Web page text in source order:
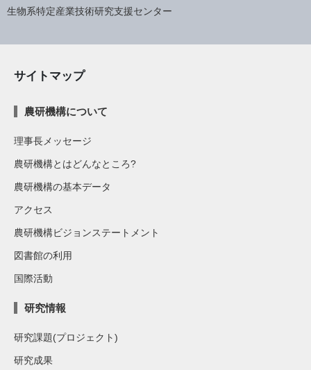
生物系特定産業技術研究支援センター
サイトマップ
農研機構について
理事長メッセージ
農研機構とはどんなところ?
農研機構の基本データ
アクセス
農研機構ビジョンステートメント
図書館の利用
国際活動
研究情報
研究課題(プロジェクト)
研究成果